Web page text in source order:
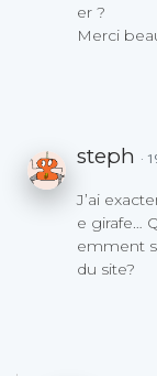
er ?
Merci
steph ·
J’ai
e girafe…
emment
du site?